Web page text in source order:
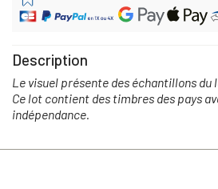
Description
Le visuel présente des échantillons du
Ce lot contient des timbres des pays
indépendance.